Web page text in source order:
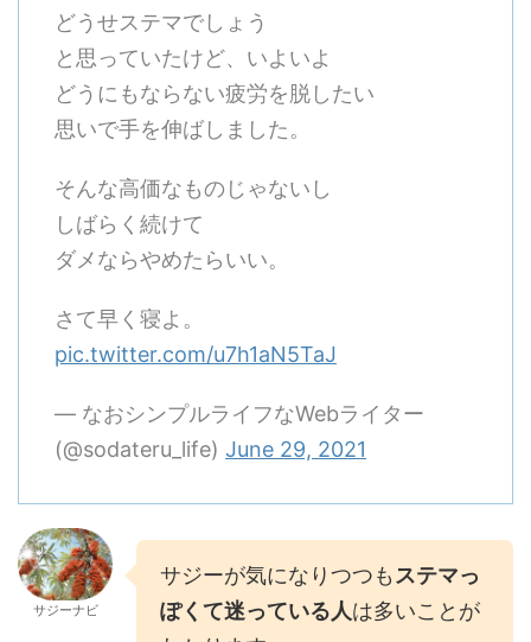
どうせステマでしょう
と思っていたけど、いよいよ
どうにもならない疲労を脱したい
思いで手を伸ばしました。
そんな高価なものじゃないし
しばらく続けて
ダメならやめたらいい。
さて早く寝よ。
pic.twitter.com/u7h1aN5TaJ
— なおシンプルライフなWebライター
(@sodateru_life) June 29, 2021
サジーナビ
サジーが気になりつつも ステマっ
ぽくて迷っている人は多いことが